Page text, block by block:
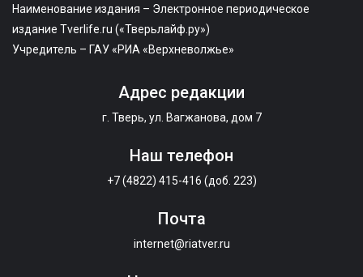
Наименование издания – Электронное периодическое
издание Tverlife.ru («Тверьлайф.ру»)
Учредитель – ГАУ «РИА «Верхневолжье»
Адрес редакции
г. Тверь, ул. Вагжанова, дом 7
Наш телефон
+7 (4822) 415-416 (доб. 223)
Почта
internet@riatver.ru